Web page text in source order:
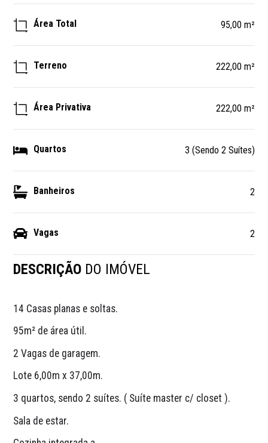
Área Total 95,00 m²
Terreno 222,00 m²
Área Privativa 222,00 m²
Quartos 3 (Sendo 2 Suítes)
Banheiros 2
Vagas 2
DESCRIÇÃO DO IMÓVEL
14 Casas planas e soltas.
95m² de área útil.
2 Vagas de garagem.
Lote 6,00m x 37,00m.
3 quartos, sendo 2 suítes. ( Suíte master c/ closet ).
Sala de estar.